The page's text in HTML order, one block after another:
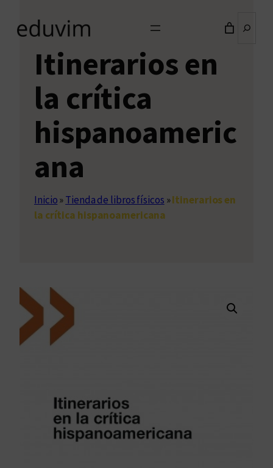
Itinerarios en
la crítica
hispanoameric
ana
Inicio»Tienda de libros físicos »Itinerarios en
la crítica hispanoamericana